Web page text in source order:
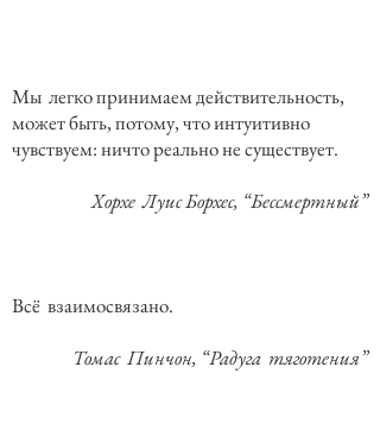
Мы легко принимаем действительность,
может быть, потому, что интуитивно
чувствуем: ничто реально не существует.
Хорхе Луис Борхес, “Бессмертный”
Всё взаимосвязано.
Томас Пинчон, “Радуга тяготения”